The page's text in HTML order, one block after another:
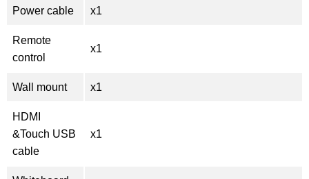
Power cable x1
Remote
control
x1
Wall mount x1
HDMI
&Touch USB
cable
x1